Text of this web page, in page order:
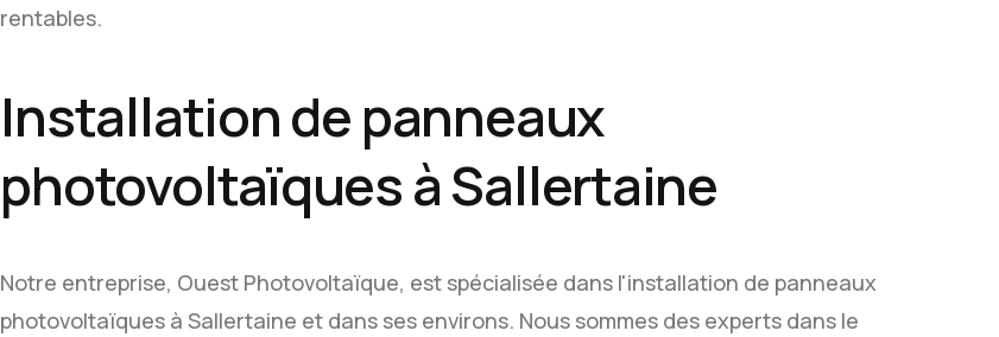
rentables.
Installation de panneaux
photovoltaïques à Sallertaine
Notre entreprise, Ouest Photovoltaïque, est spécialisée dans l'installation de panneaux
photovoltaïques à Sallertaine et dans ses environs. Nous sommes des experts dans le